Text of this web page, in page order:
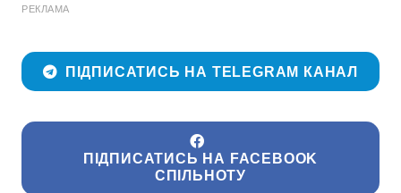
РЕКЛАМА
ПІДПИСАТИСЬ НА TELEGRAM КАНАЛ
ПІДПИСАТИСЬ НА FACEBOOK
СПІЛЬНОТУ